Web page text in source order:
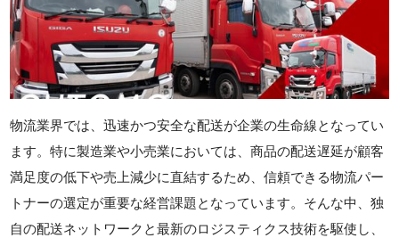
物流業界では、迅速かつ安全な配送が企業の生命線となってい
ます。特に製造業や小売業においては、商品の配送遅延が顧客
満足度の低下や売上減少に直結するため、信頼できる物流パー
トナーの選定が重要な経営課題となっています。そんな中、独
自の配送ネットワークと最新のロジスティクス技術を駆使し、